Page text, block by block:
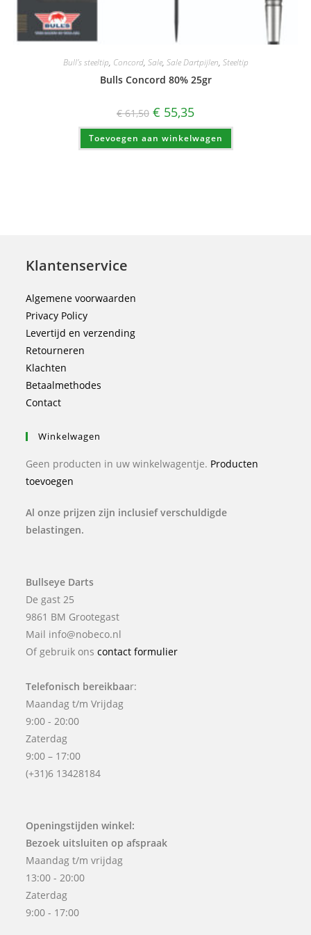
Bull's steeltip, Concord, Sale, Sale Dartpijlen, Steeltip
Bulls Concord 80% 25gr
€61,50 Oorspronkelijke
prijs
was:
€ 61,50.
€ 55,35prijs
is:
€ 55,35.
Toevoegen aan winkelwagen
Klantenservice
Algemene voorwaarden
Privacy Policy
Levertijd en verzending
Retourneren
Klachten
Betaalmethodes
Contact
Winkelwagen
Geen producten in uw winkelwagentje. Producten
toevoegen
Al onze prijzen zijn inclusief verschuldigde
belastingen.
Bullseye Darts
De gast 25
9861 BM Grootegast
Mail info@nobeco.nl
Of gebruik onscontact formulier
Telefonisch bereikbaar:
Maandag t/m Vrijdag
9:00 - 20:00
Zaterdag
9:00 – 17:00
(+31)6 13428184
Openingstijden winkel:
Bezoek uitsluiten op afspraak
Maandag t/m vrijdag
13:00 - 20:00
Zaterdag
9:00 - 17:00